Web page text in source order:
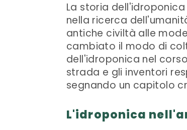
La storia
nella ricerca
antiche civiltà alle
cambiato il modo di
dell'idroponica nel
strada e gli inventori
segnando un capitolo
L'idroponica